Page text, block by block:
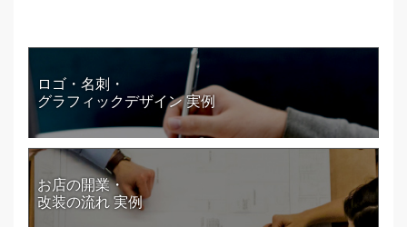
ロゴ・名刺・
グラフィックデザイン 実例
お店の開業・
改装の流れ 実例